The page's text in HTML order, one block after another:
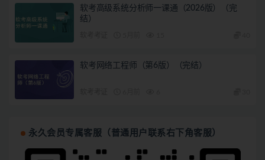
软考高级系统分析师一课通（2026版）（完
结）
软考网络工程师（第6版）（完结）
永久会员专属客服（普通用户联系右下角客服）